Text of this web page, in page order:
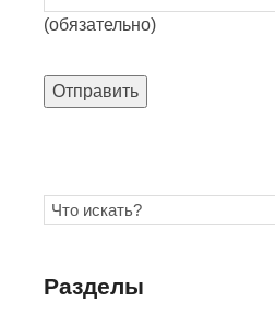
(обязательно)
Отправить
Разделы